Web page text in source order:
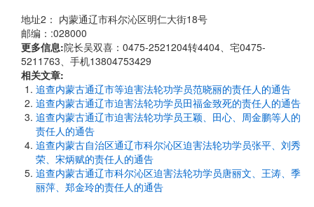
地址2： 内蒙通辽市科尔沁区明仁大街18号
邮编：:028000
更多信息:院长吴双喜：0475-2521204转4404、宅0475-
5211763、手机13804753429
相关文章:
追查内蒙古通辽市等迫害法轮功学员范晓丽的责任人的通告
追查内蒙古通辽市迫害法轮功学员田福金致死的责任人的通告
追查内蒙古通辽市迫害法轮功学员王颖、田心、周金鹏等人的
责任人的通告
追查内蒙古自治区通辽市科尔沁区迫害法轮功学员张平、刘秀
荣、宋炳赋的责任人的通告
追查内蒙古通辽市科尔沁区迫害法轮功学员唐丽文、王涛、季
丽萍、郑金玲的责任人的通告